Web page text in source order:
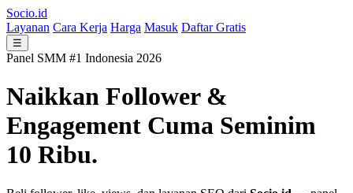
Socio.id
Layanan Cara Kerja Harga Masuk Daftar Gratis
☰
Panel SMM #1 Indonesia 2026
Naikkan Follower &
Engagement Cuma Seminim
10 Ribu.